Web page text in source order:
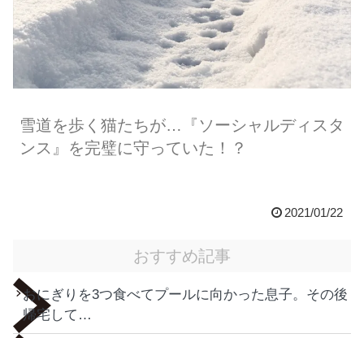
雪道を歩く猫たちが…『ソーシャルディスタ
ンス』を完璧に守っていた！？
2021/01/22
おすすめ記事
おにぎりを3つ食べてプールに向かった息子。その後
帰宅して…